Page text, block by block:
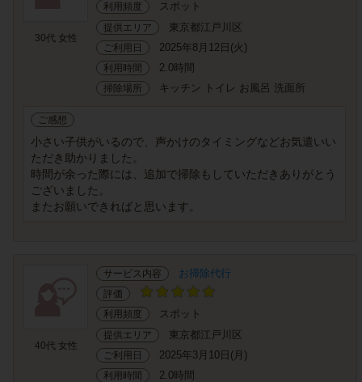
30代 女性
利用頻度
スポット
提供エリア 東京都江戸川区
ご利用日 2025年8月12日(火)
利用時間 2.0時間
掃除場所 キッチン トイレ お風呂 洗面所
ご感想
小さい子供がいるので、声かけのタイミングなどお気遣いい
ただき助かりました。
時間が余った際には、追加で掃除もしていただきありがとう
ございました。
またお願いできればと思います。
40代 女性
サービス内容 お掃除代行
評価
利用頻度
スポット
提供エリア 東京都江戸川区
ご利用日 2025年3月10日(月)
利用時間 2.0時間